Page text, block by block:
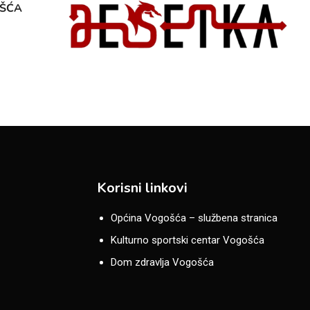
Korisni linkovi
Općina Vogošća – službena stranica
Kulturno sportski centar Vogošća
Dom zdravlja Vogošća